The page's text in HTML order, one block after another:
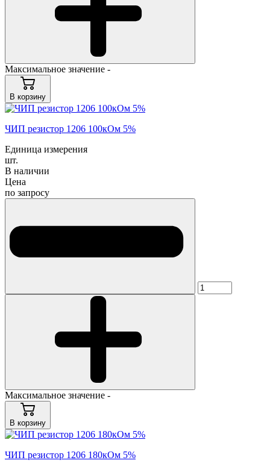
Максимальное значение -
В корзину
ЧИП резистор 1206 100кОм 5%
Единица измерения
шт.
В наличии
Цена
по запросу
Максимальное значение -
В корзину
ЧИП резистор 1206 180кОм 5%